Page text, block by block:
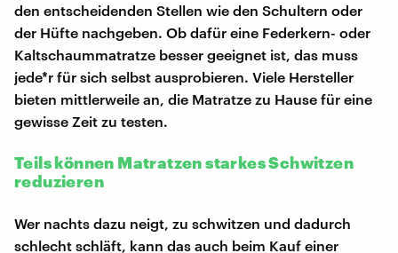
den entscheidenden Stellen wie den Schultern oder
der Hüfte nachgeben. Ob dafür eine Federkern- oder
Kaltschaummatratze besser geeignet ist, das muss
jede*r für sich selbst ausprobieren. Viele Hersteller
bieten mittlerweile an, die Matratze zu Hause für eine
gewisse Zeit zu testen.
Teils können Matratzen starkes Schwitzen
reduzieren
Wer nachts dazu neigt, zu schwitzen und dadurch
schlecht schläft, kann das auch beim Kauf einer